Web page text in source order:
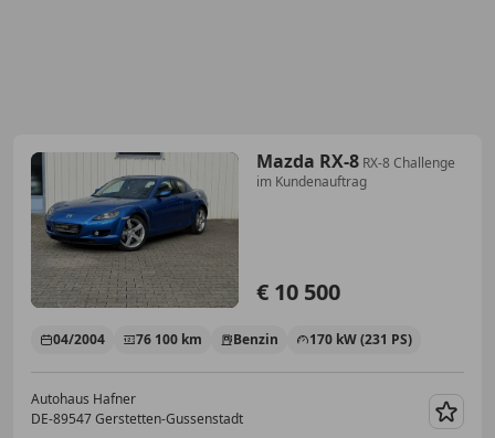
Mazda RX-8 RX-8 Challenge
im Kundenauftrag
€ 10 500
04/2004 76 100 km Benzin 170 kW (231 PS)
Autohaus Hafner
DE-89547 Gerstetten-Gussenstadt